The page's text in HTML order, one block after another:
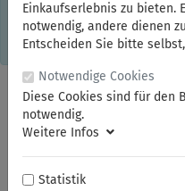
gespeichert. Ohne Cookies
Online-Shops eingeschränkt.
einverstanden, klicken Sie
Einkaufserlebnis zu bieten.
notwendig, andere dienen
Entscheiden Sie bitte
Notwendige Cookies
Diese Cookies sind für den
notwendig.
Weitere Infos
Statistik